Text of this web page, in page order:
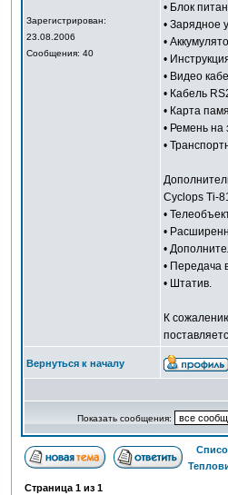
Зарегистрирован:
23.08.2006
Сообщения: 40
• Блок
• Зарядное
•
•
• Видео
• Кабель
• Карта
• Ремень на
•
Cyclops Ti-
•
•
•
• Передача
• Штатив.
К
Вернуться к началу
Показать сообщения:
Страница 1 из 1